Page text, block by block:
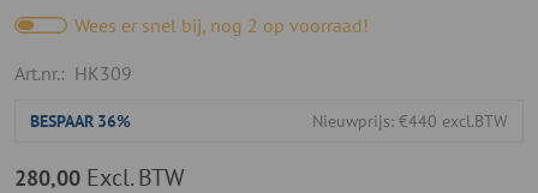
Wees er snel bij, nog 2 op voorraad!
Art.nr.: HK309
BESPAAR 36% Nieuwprijs: €440 excl.BTW
280,00 Excl. BTW